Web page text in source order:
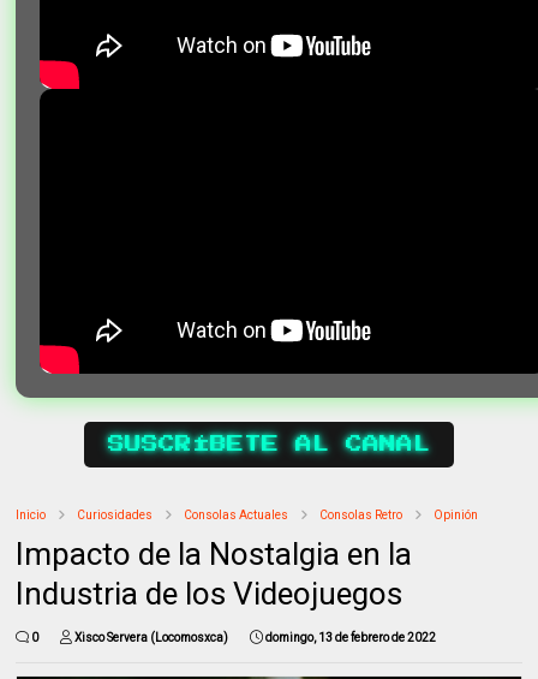
SUSCRÍBETE AL CANAL
Inicio Curiosidades Consolas Actuales Consolas Retro Opinión
Impacto de la Nostalgia en la
Industria de los Videojuegos
0 Xisco Servera (Locomosxca) domingo, 13 de febrero de 2022